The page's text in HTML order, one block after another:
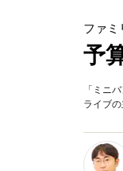
ファミ
予
「ミニ
ライブ